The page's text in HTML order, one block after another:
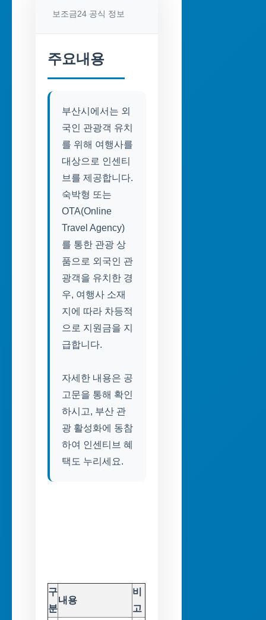
보조금24 공식 정보
주요내용
부산시에서는 외
국인 관광객 유치
를 위해 여행사를
대상으로 인센티
브를 제공합니다.
숙박형 또는
OTA(Online
Travel Agency)
를 통한 관광 상
품으로 외국인 관
광객을 유치한 경
우, 여행사 소재
지에 따라 차등적
으로 지원금을 지
급합니다.
자세한 내용은 공
고문을 통해 확인
하시고, 부산 관
광 활성화에 동참
하여 인센티브 혜
택도 누리세요.
구
분
내용
비
고